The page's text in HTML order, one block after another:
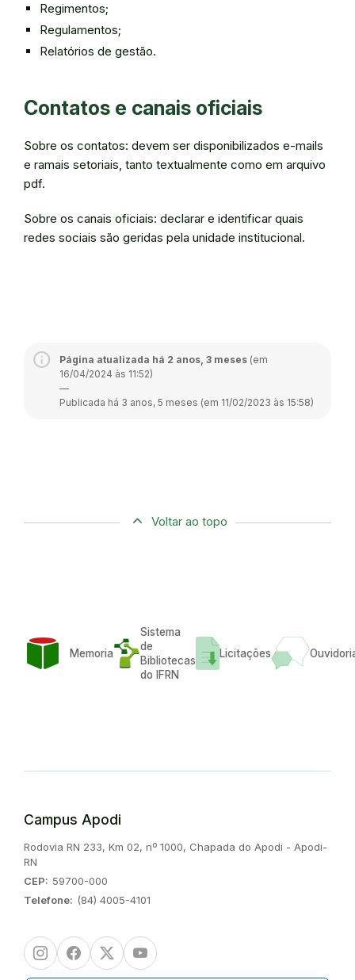
Regimentos;
Regulamentos;
Relatórios de gestão.
Contatos e canais oficiais
Sobre os contatos: devem ser disponibilizados e-mails
e ramais setoriais, tanto textualmente como em arquivo
pdf.
Sobre os canais oficiais: declarar e identificar quais
redes sociais são geridas pela unidade institucional.
Página atualizada há 2 anos, 3 meses (em
16/04/2024 às 11:52)
—
Publicada há 3 anos, 5 meses (em 11/02/2023 às 15:58)
Voltar ao topo
Memoria
Sistema
de
Bibliotecas
do IFRN
Licitações
Campus Apodi
Endereço:
Rodovia RN 233, Km 02, nº 1000, Chapada do Apodi - Apodi-
RN
CEP: 59700-000
Telefone: (84) 4005-4101
InstagramFacebookTwitter/XYoutube